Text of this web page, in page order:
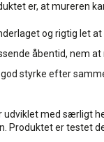
er, at mureren
og rigtig let
åbentid, nem
styrke efter
udviklet med særligt
Produktet er testet